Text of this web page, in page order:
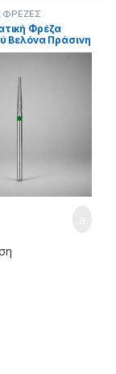
, ΦΡΕΖΕΣ
Φρέζα
Βελόνα Πράσινη